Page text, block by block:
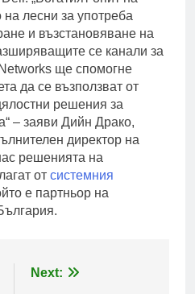
лесни за употреба
и възстановяване на
се канали за
ще спомогне
да се възползват от
решения за
– заяви Дийн Драко,
директор на
решенията на
от системния
е партньор на
Next: